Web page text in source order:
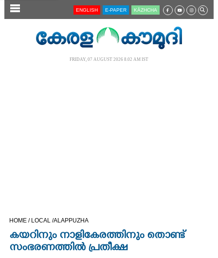
SECTIONS ENGLISH E-PAPER KĀZHCHA
FRIDAY, 07 AUGUST 2026 8.02 AM IST
HOME / LOCAL /ALAPPUZHA
കയറിനും നാളികേരത്തിനും തൊണ്ട്
സംഭരണത്തിൽ പ്രതീക്ഷ